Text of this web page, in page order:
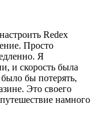
Redex
Просто
Я
и скорость была
бы потерять,
Это своего
путешествие намного